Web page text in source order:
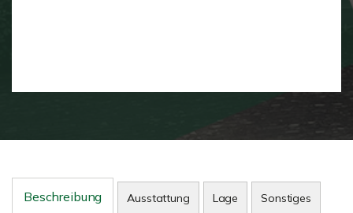
Beschreibung Ausstattung Lage Sonstiges